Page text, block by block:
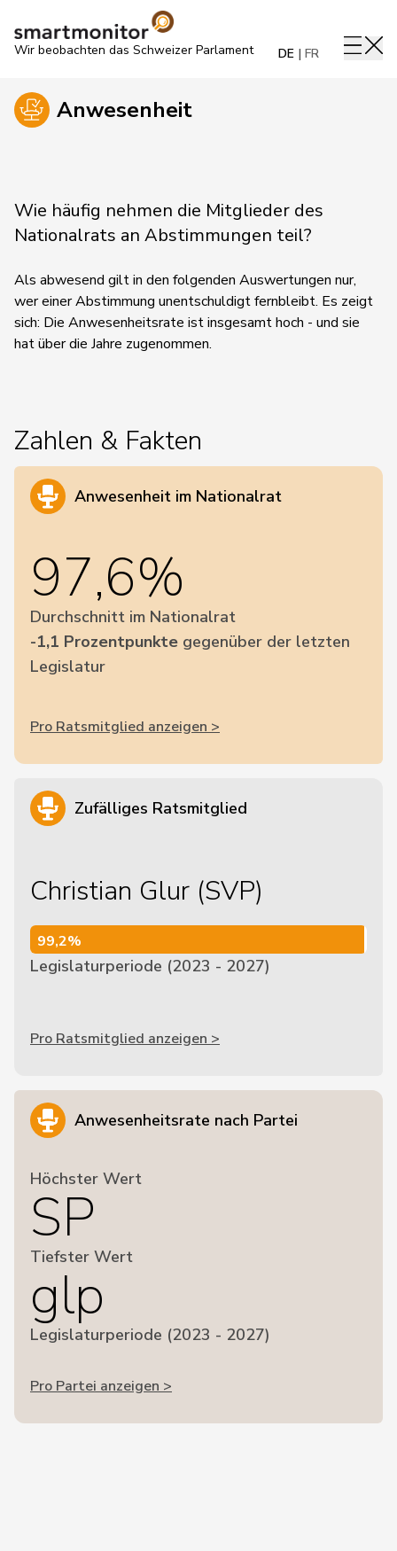
Wir beobachten das Schweizer Parlament DE FR
Anwesenheit
Wie häufig nehmen die Mitglieder des
Nationalrats an Abstimmungen teil?
Als abwesend gilt in den folgenden Auswertungen nur,
wer einer Abstimmung unentschuldigt fernbleibt. Es zeigt
sich: Die Anwesenheitsrate ist insgesamt hoch - und sie
hat über die Jahre zugenommen.
Zahlen & Fakten
Anwesenheit im Nationalrat
97,6%
Durchschnitt im Nationalrat
-1,1 Prozentpunkte gegenüber der letzten
Legislatur
Pro Ratsmitglied anzeigen >
Zufälliges Ratsmitglied
Christian Glur (SVP)
99,2%
99,2%
Legislaturperiode (2023 - 2027)
Pro Ratsmitglied anzeigen >
Anwesenheitsrate nach Partei
Höchster Wert
SP
Tiefster Wert
glp
Legislaturperiode (2023 - 2027)
Pro Partei anzeigen >